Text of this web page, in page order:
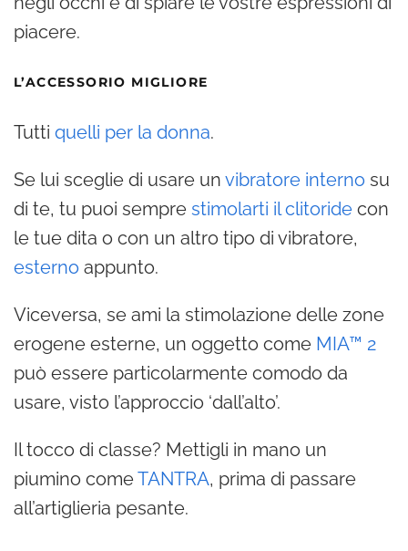
piacere.
L’ACCESSORIO MIGLIORE
Tutti quelli per la donna.
Se lui sceglie di usare un vibratore interno su
di te, tu puoi sempre stimolarti il clitoride con
le tue dita o con un altro tipo di vibratore,
esterno appunto.
Viceversa, se ami la stimolazione delle zone
erogene esterne, un oggetto come MIA™ 2
può essere particolarmente comodo da
usare, visto l’approccio ‘dall’alto’.
Il tocco di classe? Mettigli in mano un
piumino comeTANTRA, prima di passare
all’artiglieria pesante.